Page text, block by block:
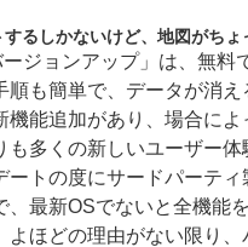
するしかないけど、地図がちょ
ジョンアップ」は、無料
順も簡単で、データが消
機能追加があり、場合に
も多くの新しいユーザー体
ートの度にサードパーティ
、最新OSでないと全機能
よほどの理由がない限り